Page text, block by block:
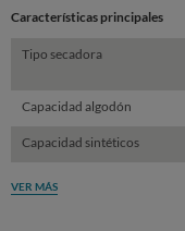
Características principales
Tipo secadora
Capacidad algodón
Capacidad sintéticos
VER MÁS